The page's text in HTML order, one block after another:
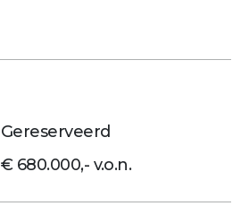
Gereserveerd
€ 680.000,- v.o.n.